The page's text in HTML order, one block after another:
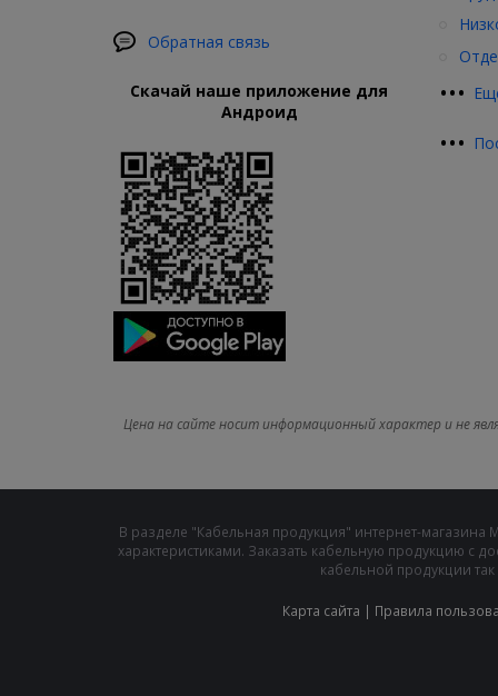
Обратная связь
Скачай наше приложение для
Андроид
•••
•••
Цена на сайте носит информационный характер и не
В разделе "Кабельная продукция" интернет-
характеристиками. Заказать кабельную продукцию с
кабельной продукции
Карта сайта | Правила